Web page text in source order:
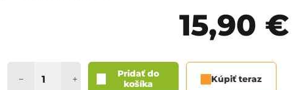
02/20 60 00 88
Martin - TULIP 02/20 60 00 77
15,90 €
+
−
Pridať do
košíka
Kúpiť teraz